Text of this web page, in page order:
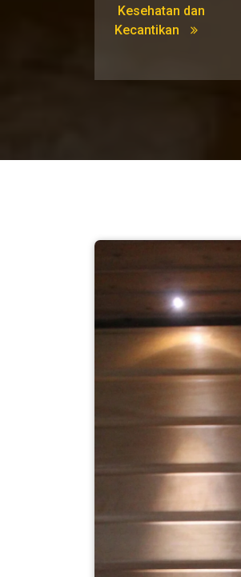
Kesehatan dan
Kecantikan